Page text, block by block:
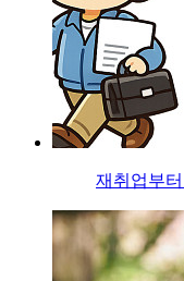
재취업부